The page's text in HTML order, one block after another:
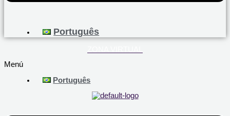
Português
Menú
Português